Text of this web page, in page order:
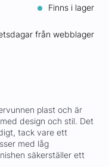
Finns i lager
från webblager
plast och är
design och stil. Det
tack vare ett
med låg
säkerställer ett